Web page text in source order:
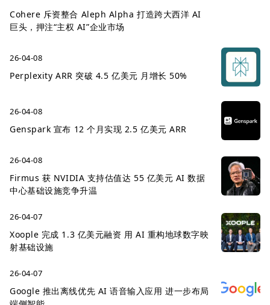
Cohere 斥资整合 Aleph Alpha 打造跨大西洋 AI
巨头，押注“主权 AI”企业市场
26-04-08
Perplexity ARR 突破 4.5 亿美元 月增长 50%
26-04-08
Genspark 宣布 12 个月实现 2.5 亿美元 ARR
26-04-08
Firmus 获 NVIDIA 支持估值达 55 亿美元 AI 数据
中心基础设施竞争升温
26-04-07
Xoople 完成 1.3 亿美元融资 用 AI 重构地球数字映
射基础设施
26-04-07
Google 推出离线优先 AI 语音输入应用 进一步布局